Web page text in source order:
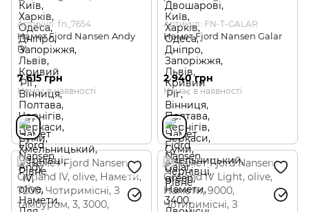
Артикул: fn_7654
Намет Fjord Nansen Andy
IV
7 615 грн
Немає в наявності
Артикул: FN-T-GALAR
Намет Fjord Nansen Galar
2 940 грн
Немає в наявності